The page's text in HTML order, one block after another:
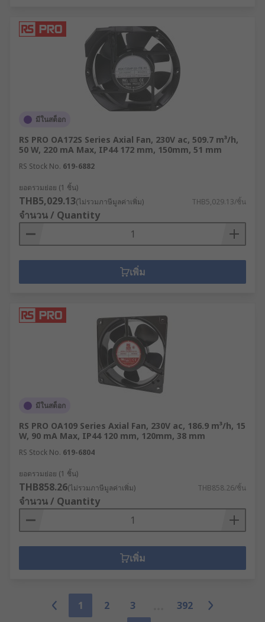
มีในสต็อก
RS PRO OA172S Series Axial Fan, 230V ac, 509.7 m³/h,
50 W, 220 mA Max, IP44 172 mm, 150mm, 51 mm
RS Stock No. 619-6882
ยอดรวมย่อย (1 ชิ้น)
THB5,029.13(ไม่รวมภาษีมูลค่าเพิ่ม) THB5,029.13/ชิ้น
จำนวน / Quantity
เพิ่ม
มีในสต็อก
RS PRO OA109 Series Axial Fan, 230V ac, 186.9 m³/h, 15
W, 90 mA Max, IP44 120 mm, 120mm, 38 mm
RS Stock No. 619-6804
ยอดรวมย่อย (1 ชิ้น)
THB858.26(ไม่รวมภาษีมูลค่าเพิ่ม) THB858.26/ชิ้น
จำนวน / Quantity
เพิ่ม
1 2 3
392